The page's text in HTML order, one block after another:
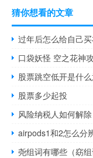
猜你想看的文章
过年后怎么给自己
口袋妖怪 空之花神
股票跳空低开是什
股票多少起投
风险纳税人如何解除
airpods1和2怎么分
尧组词有哪些（窈组